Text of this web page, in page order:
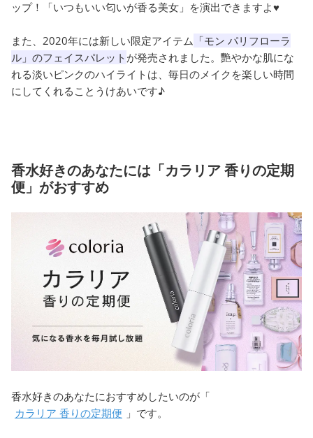
ップ！「いつもいい匂いが香る美女」を演出できますよ♥
また、2020年には新しい限定アイテム 「モン パリフローラ
ル」のフェイスパレット が発売されました。艷やかな肌にな
れる淡いピンクのハイライトは、毎日のメイクを楽しい時間
にしてくれることうけあいです♪
香水好きのあなたには「カラリア 香りの定期
便」がおすすめ
香水好きのあなたにおすすめしたいのが「
カラリア 香りの定期便 」です。